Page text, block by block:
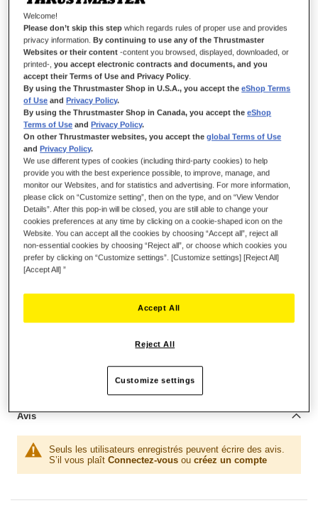
T818 WHITE METAL PLATE ADD-ON
EN STOCK
Jeu de2 plaques métalliques de couleur BLANCHE
pour le T818.
Personnalisez votre T818 en remplaçant les plaques métalliques bleues
d'origine par ces plaques métalliques blanches.
Compatible uniquement avec le T818.
29,99 €
AJOUTER AU PANIER
Ajouter aux favoris
Soyez le premier à commenter ce produit
Avis
Seuls les utilisateurs enregistrés peuvent écrire des avis.
S’il vous plaît Connectez-vous ou créez un compte
Welcome!
Please don’t skip this step which regards rules of proper use and provides
privacy information. By continuing to use any of the Thrustmaster
Websites or their content -content you browsed, displayed, downloaded, or
printed-,you accept electronic contracts and documents, and you
accept their Terms of Use and Privacy Policy.
By using the Thrustmaster Shop in U.S.A., you accept theeShop Terms
of Use and Privacy Policy.
By using the Thrustmaster Shop in Canada, you accept theeShop
Terms of Use and Privacy Policy.
On other Thrustmaster websites, you accept theglobal Terms of Use
and Privacy Policy.
We use different types of cookies (including third-party cookies) to help
provide you with the best experience possible, to improve, manage, and
monitor our Websites, and for statistics and advertising. For more information,
please click on “Customize setting”, then on the type, and on “View Vendor
Details”. After this pop-in will be closed, you are still able to change your
cookies preferences at any time by clicking on a cookie-shaped icon on the
Website. You can accept all the cookies by choosing “Accept all”, reject all
non-essential cookies by choosing “Reject all”, or choose which cookies you
prefer by clicking on “Customize settings”. [Customize settings] [Reject All]
[Accept All] ”
Reject All
Accept All
Customize settings